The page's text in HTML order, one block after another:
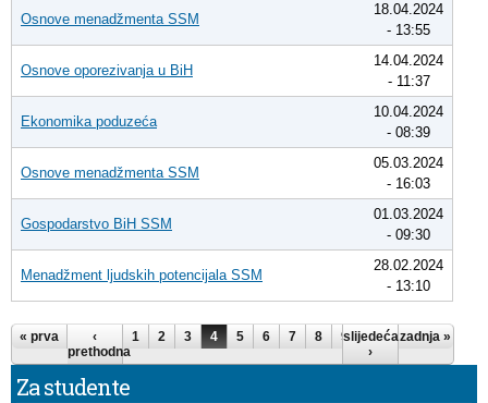
Osnove menadžmenta SSM
18.04.2024
- 13:55
Osnove oporezivanja u BiH
14.04.2024
- 11:37
Ekonomika poduzeća
10.04.2024
- 08:39
Osnove menadžmenta SSM
05.03.2024
- 16:03
Gospodarstvo BiH SSM
01.03.2024
- 09:30
Menadžment ljudskih potencijala SSM
28.02.2024
- 13:10
Pages
« prva
‹
prethodna
1 2 3 4 5 6 7 8 9 …
slijedeća
›
zadnja »
Za studente